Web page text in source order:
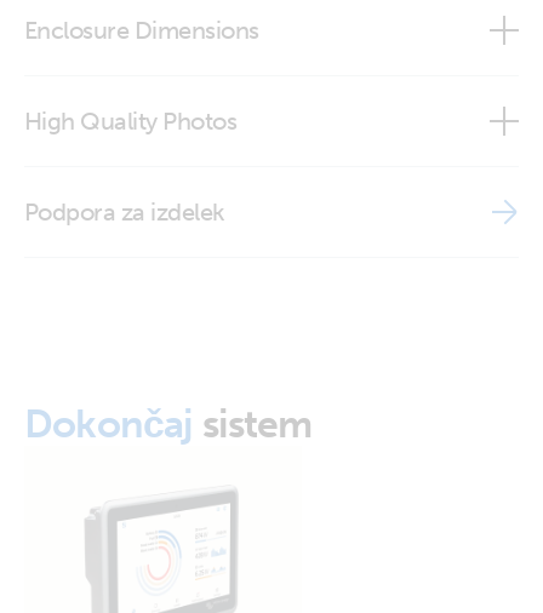
Enclosure Dimensions
High Quality Photos
BPP900495100 Ekrano GX Wall Mount (with Ekrano)
Podpora za izdelek
Dokončaj sistem